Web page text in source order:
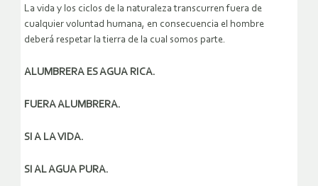
La vida y los ciclos de la naturaleza transcurren fuera de
cualquier voluntad humana, en consecuencia el hombre
deberá respetar la tierra de la cual somos parte.
ALUMBRERA ES AGUA RICA.
FUERA ALUMBRERA.
SI A LA VIDA.
SI AL AGUA PURA.